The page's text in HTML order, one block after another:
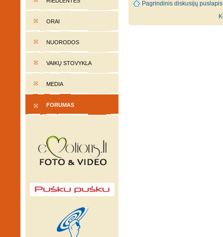
ORAI
NUORODOS
VAIKŲ STOVYKLA
MEDIA
FORUMAS
Pagrindinis diskusijų puslapis